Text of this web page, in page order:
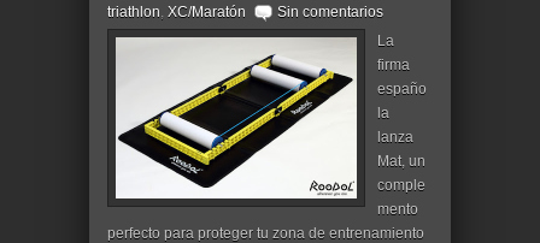
triathlon, XC/Maratón
Sin comentarios
La
firma
españo
la
lanza
Mat, un
comple
mento
perfecto para proteger tu zona de entrenamiento